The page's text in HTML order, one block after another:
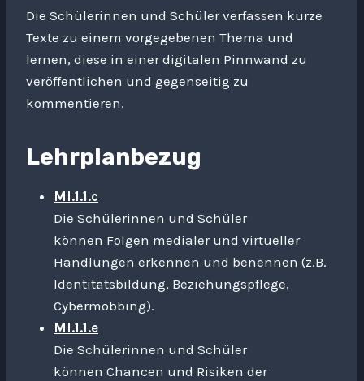
Die Schülerinnen und Schüler verfassen kurze
Texte zu einem vorgegebenen Thema und
lernen, diese in einer digitalen Pinnwand zu
veröffentlichen und gegenseitig zu
kommentieren.
Lehrplanbezug
MI.1.1.c
Die Schülerinnen und Schüler
können Folgen medialer und virtueller
Handlungen erkennen und benennen (z.B.
Identitätsbildung, Beziehungspflege,
Cybermobbing).
MI.1.1.e
Die Schülerinnen und Schüler
können Chancen und Risiken der